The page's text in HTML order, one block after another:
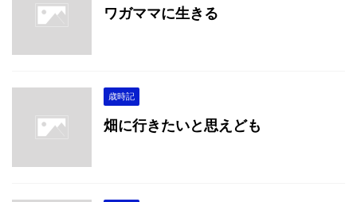
ワガママに生きる
歳時記
畑に行きたいと思えども